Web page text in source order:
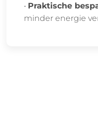
• Praktische
minder energie